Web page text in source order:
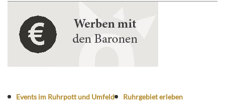
Events im Ruhrpott und Umfeld
Ruhrgebiet erleben